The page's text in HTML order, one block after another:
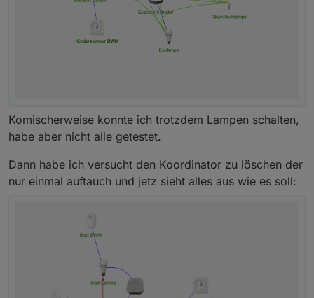
Komischerweise konnte ich trotzdem Lampen schalten,
habe aber nicht alle getestet.
Dann habe ich versucht den Koordinator zu löschen der
nur einmal auftauch und jetz sieht alles aus wie es soll: